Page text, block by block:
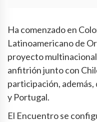
Ha comenzado en
Latinoamericano de
proyecto
anfitrión junto con
participación, además,
y Portugal.
El Encuentro se